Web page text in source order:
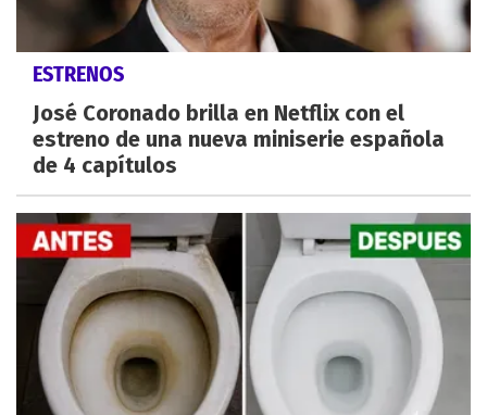
ESTRENOS
José Coronado brilla en Netflix con el
estreno de una nueva miniserie española
de 4 capítulos